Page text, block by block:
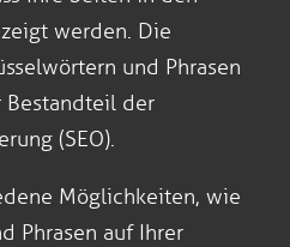
werden. Die
und Phrasen
der
(SEO).
Möglichkeiten, wie
Phrasen auf Ihrer